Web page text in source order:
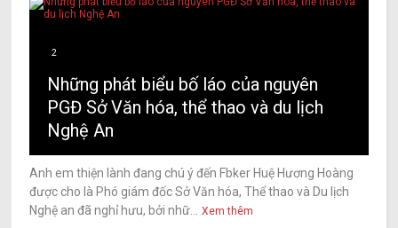
2
Những phát biểu bố láo của nguyên
PGĐ Sở Văn hóa, thể thao và du lịch
Nghệ An
Anh em thiện lành đang chú ý đến Fbker Huệ Hương Hoàng
được cho là Phó giám đốc Sở Văn hóa, Thể thao và Du lịch
Nghệ an đã nghỉ hưu, bởi nhữ...
Xem thêm